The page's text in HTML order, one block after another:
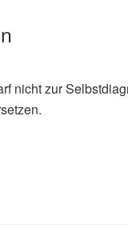
nicht zur